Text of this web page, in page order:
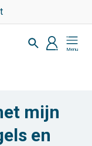
Zoeken
profiel
Mijn
mijn
en